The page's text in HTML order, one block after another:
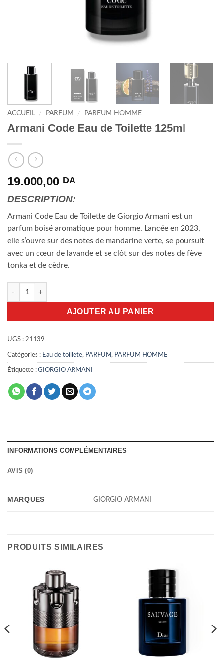
ACCUEIL / PARFUM / PARFUM HOMME
Armani Code Eau de Toilette 125ml
19.000,00 DA
DESCRIPTION:
Armani Code Eau de Toilette de Giorgio Armani est un
parfum boisé aromatique pour homme. Lancée en 2023,
elle s’ouvre sur des notes de mandarine verte, se poursuit
avec un cœur de lavande et se clôt sur des notes de fève
tonka et de cèdre.
quantité de Armani Code Eau de Toilette 125ml
AJOUTER AU PANIER
UGS : 21139
Catégories : Eau de toillete, PARFUM , PARFUM HOMME
Étiquette : GIORGIO ARMANI
INFORMATIONS COMPLÉMENTAIRES
AVIS (0)
MARQUES GIORGIO ARMANI
PRODUITS SIMILAIRES